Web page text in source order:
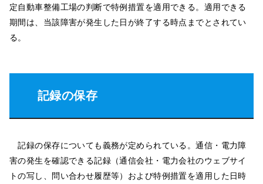
定自動車整備工場の判断で特例措置を適用できる。適用できる
期間は、当該障害が発生した日が終了する時点までとされてい
る。
記録の保存
記録の保存についても義務が定められている。通信・電力障
害の発生を確認できる記録（通信会社・電力会社のウェブサイ
トの写し、問い合わせ履歴等）および特例措置を適用した日時